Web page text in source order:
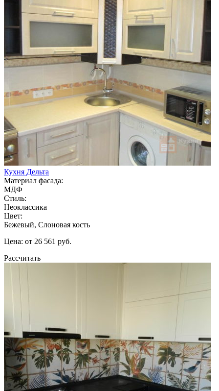
Кухня Дельта
Материал фасада:
МДФ
Стиль:
Неоклассика
Цвет:
Бежевый, Слоновая кость
Цена: от 26 561 руб.
Рассчитать